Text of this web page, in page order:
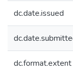
dc.date.issued
dc.format.extent